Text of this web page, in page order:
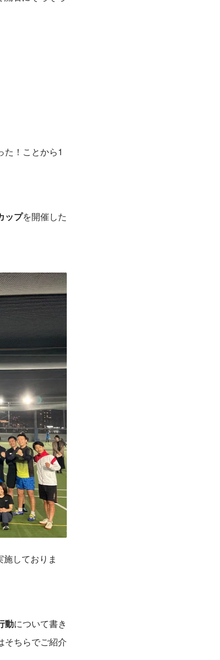
た！ことから1
ップを開催した
しておりま
動について書き
そちらでご紹介